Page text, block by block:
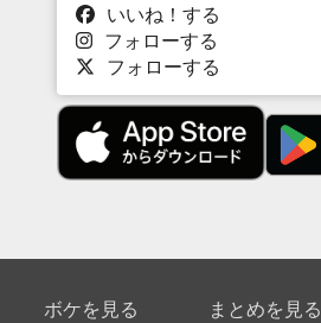
いいね！する
フォローする
フォローする
ボケを見る まとめを見る